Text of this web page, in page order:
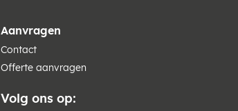
Aanvragen
Contact
Offerte aanvragen
Volg ons op: